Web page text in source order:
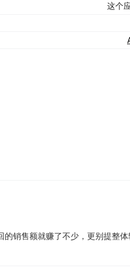
这个
的销售额就赚了不少，更别提整